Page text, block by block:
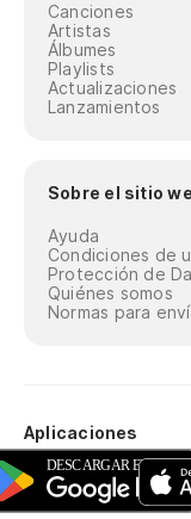
Canciones
Artistas
Álbumes
Playlists
Actualizaciones
Lanzamientos
Sobre el sitio
Ayuda
Condiciones de
Protección de
Quiénes somos
Normas para
Aplicaciones